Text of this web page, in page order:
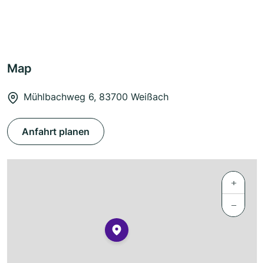
Map
Mühlbachweg 6, 83700 Weißach
Anfahrt planen
+
−